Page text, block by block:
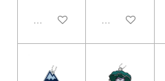
In winkelwagen In winkelwagen